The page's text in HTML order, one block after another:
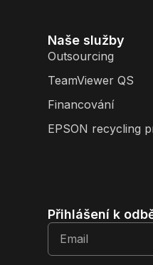
Naše služby
Outsourcing
TeamViewer QS
Financování
EPSON recycling
Přihlášení k